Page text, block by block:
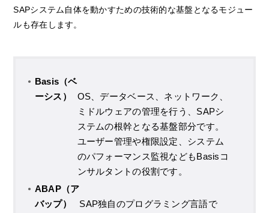
SAPシステム自体を動かすための技術的な基盤となるモジュー
ルも存在します。
Basis（ベ
ーシス）
OS、データベース、ネットワーク、
ミドルウェアの管理を行う、SAPシ
ステムの根幹となる基盤部分です。
ユーザー管理や権限設定、システム
のパフォーマンス監視などもBasisコ
ンサルタントの役割です。
ABAP（ア
バップ）
SAP独自のプログラミング言語で